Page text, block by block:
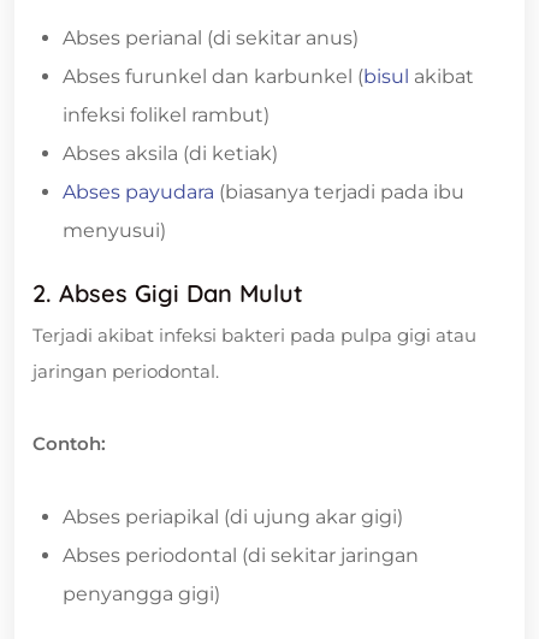
Abses perianal (di sekitar anus)
Abses furunkel dan karbunkel (bisul akibat
infeksi folikel rambut)
Abses aksila (di ketiak)
Abses payudara (biasanya terjadi pada ibu
menyusui)
2. Abses Gigi Dan Mulut
Terjadi akibat infeksi bakteri pada pulpa gigi atau
jaringan periodontal.
Contoh:
Abses periapikal (di ujung akar gigi)
Abses periodontal (di sekitar jaringan
penyangga gigi)